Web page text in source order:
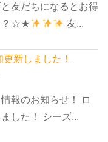
友だちになるとお得
？☆★
友...
新しました！
報のお知らせ！ ロ
した！ シーズ...